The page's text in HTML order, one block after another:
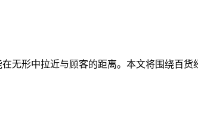
无形中拉近与顾客的距离。本文将围绕百